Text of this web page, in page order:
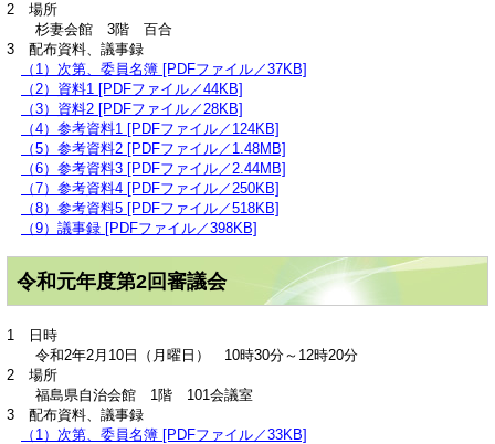
2 場所
杉妻会館 3階 百合
3 配布資料、議事録
（1）次第、委員名簿 [PDFファイル／37KB]
（2）資料1 [PDFファイル／44KB]
（3）資料2 [PDFファイル／28KB]
（4）参考資料1 [PDFファイル／124KB]
（5）参考資料2 [PDFファイル／1.48MB]
（6）参考資料3 [PDFファイル／2.44MB]
（7）参考資料4 [PDFファイル／250KB]
（8）参考資料5 [PDFファイル／518KB]
（9）議事録 [PDFファイル／398KB]
令和元年度第2回審議会
1 日時
令和2年2月10日（月曜日） 10時30分～12時20分
2 場所
福島県自治会館 1階 101会議室
3 配布資料、議事録
（1）次第、委員名簿 [PDFファイル／33KB]